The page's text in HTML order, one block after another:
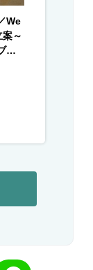
We
～
リ
伴